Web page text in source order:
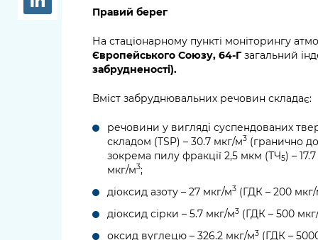
перебувають на погодженні
КМВА
Дороги,
парковки
Правий берег
На стаціонарному пункті моніторингу
Європейського Союзу, 64-Гзагальний
забрудненості).
Вміст забруднювальних речовин складає:
речовини у вигляді суспендованих
складом (TSP) – 30.7 мкг/м3 (гранично
зокрема пилу фракції 2,5 мкм (ТЧ5) –
мкг/м3;
діоксид азоту – 27 мкг/м3 (ГДК – 200
діоксид сірки – 5.7 мкг/м3 (ГДК – 500
оксид вуглецю – 326.2 мкг/м3 (ГДК –